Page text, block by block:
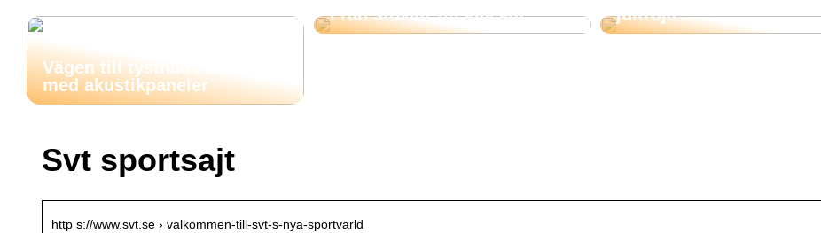
Vägen till tystnad i hemmet
med akustikpaneler
Från stövlar till klackar
jultröja
Svt sportsajt
http s://www.svt.se › valkommen-till-svt-s-nya-sportvarld